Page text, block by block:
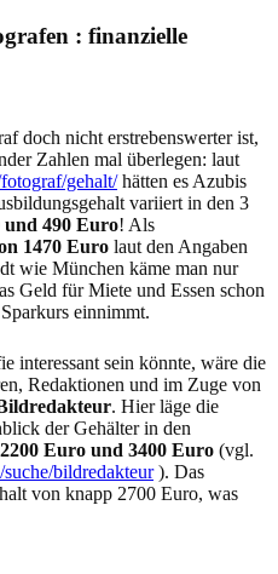
: finanzielle
doch nicht erstrebenswerter ist,
Zahlen mal überlegen: laut
gehalt/hätten es Azubis
variiert in den 3
und 490 Euro! Als
1470 Euro laut den Angaben
wie München käme man nur
Geld für Miete und Essen schon
einnimmt.
interessant sein könnte, wäre die
Redaktionen und im Zuge von
. Hier läge die
der Gehälter in den
Euro und 3400 Euro (vgl.
bildredakteur). Das
von knapp 2700 Euro, was